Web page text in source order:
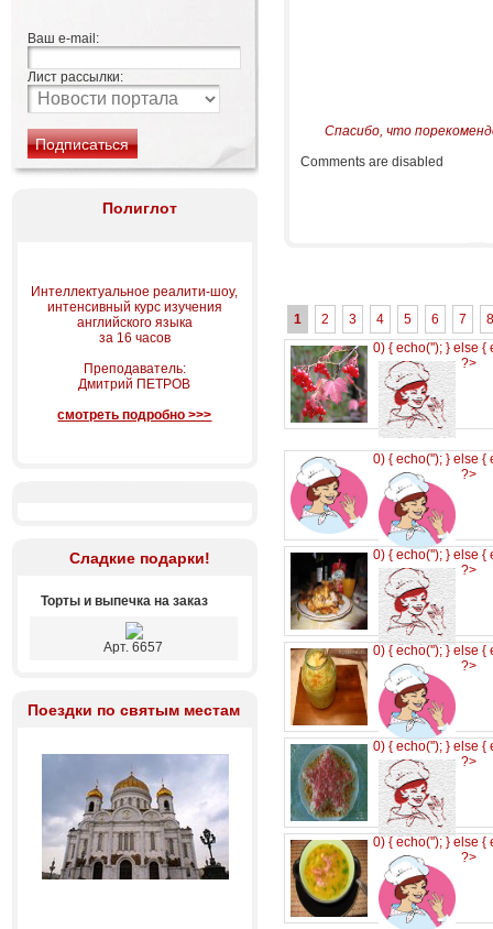
Ваш e-mail:
Лист рассылки:
Полиглот
Интеллектуальное реалити-шоу,
интенсивный курс изучения
английского языка
за 16 часов
Преподаватель:
Дмитрий ПЕТРОВ
смотреть подробно >>>
Сладкие подарки!
Торты и выпечка на заказ
Арт. 6657
Поездки по святым местам
Спасибо, что
Comments are disabled
1 2 3 4 5 6 7
8
0) { echo(''); } else {
?>
0) { echo(''); } else {
?>
0) { echo(''); } else {
?>
0) { echo(''); } else {
?>
0) { echo(''); } else {
?>
0) { echo(''); } else {
?>